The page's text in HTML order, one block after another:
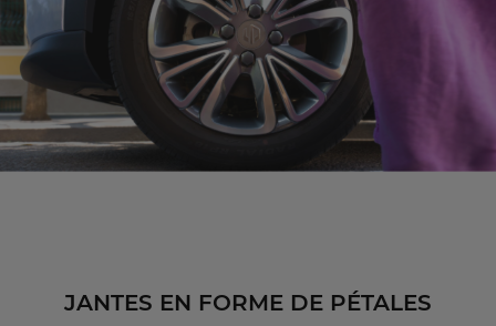
JANTES EN FORME DE PÉTALES